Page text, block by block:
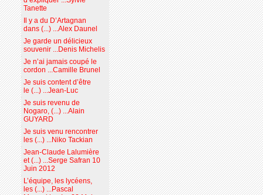
Tanette
Il y a du D’Artagnan
dans (...) ...Alex Daunel
Je garde un délicieux
souvenir ...Denis Michelis
Je n’ai jamais coupé le
cordon ...Camille Brunel
Je suis content d’être
le (...) ...Jean-Luc
Je suis revenu de
Nogaro, (...) ...Alain
GUYARD
Je suis venu rencontrer
les (...) ...Niko Tackian
Jean-Claude Lalumière
et (...) ...Serge Safran 10
Juin 2012
L’équipe, les lycéens,
les (...) ...Pascal